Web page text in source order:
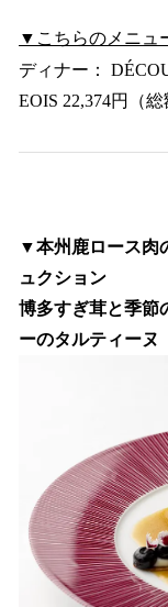
▼こちらのメニュ
ディナー：
EOIS 22,374円（総
▼本州鹿ロース肉
ュクション
博多すぎ茸と季
ーのタルティーヌ